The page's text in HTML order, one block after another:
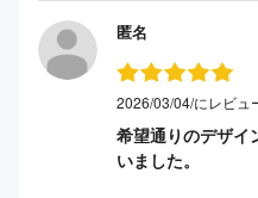
匿名
2026/03/04/にレビュ
希望通りのデザイ
いました。